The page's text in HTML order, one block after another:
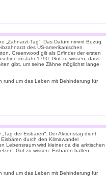
„Zahnarzt-Tag“. Das Datum nimmt Bezug
des US-amerikanischen
Greenwood gilt als Erfinder der ersten
im Jahr 1790. Gut zu wissen, dass
gibt, um seine Zähne möglichst lange
rund um das Leben mit Behinderung für
der Eisbären“. Der Aktionstag dient
durch den Klimawandel
Lebensraum wird kleiner da die arktischen
Gut zu wissen: Eisbären halten
rund um das Leben mit Behinderung für